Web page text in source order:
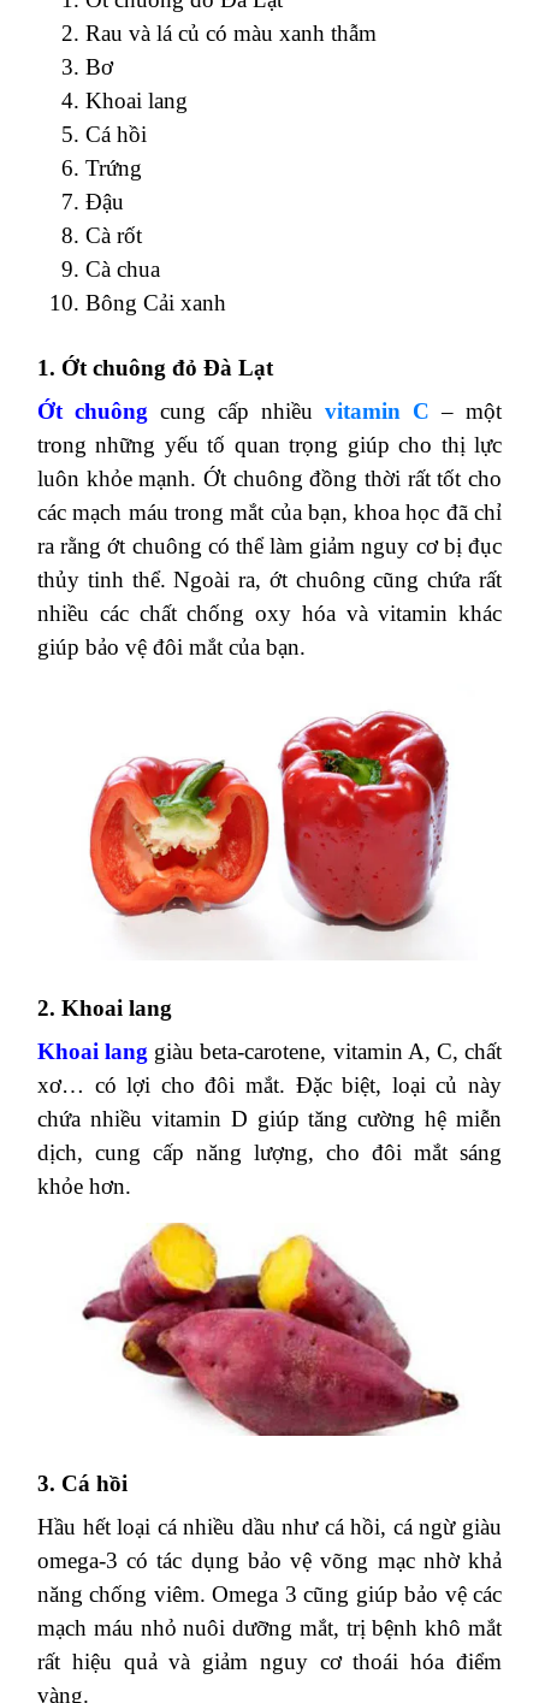
ĂN NGAY 10 “THỰC PHẨM VÀNG” GIÚP
SÁNG MẮT TINH THÔNG
20/12/2018-
Việc bổ sung các loại
trong thực đơn hằng ngày chính là cách tốt nhất
giúp bạn có một đôi mắt sáng khoẻ lâu dài. Có
nhiều thực phẩm từ
tinh sáng hơn những bạn chưa biết chúng là ai.
Hàng ngày các bạn vẫn thường xuyên ăn chúng
những người bị cận hoặc làm việc nhiều với máy
tính dẫn đến mỏi mắt, hoa mắt thì cần bổ sung
ngay thực phẩm giúp sáng mắt này
Dưới đây là
10 loại thực phẩm giúp sáng mắt hiệu quảbạn
nên bổ sung ngay!
Ớt chuông đỏ Đà Lạt
Rau và lá củ có màu xanh thẫm
Bơ
Khoai lang
Cà rốt
Cà chua
Bông Cải xanh
1. Ớt chuông đỏ Đà Lạt
vitamin C
trong những yếu tố quan trọng giúp cho thị lực
các mạch máu trong mắt của bạn, khoa học đã chỉ
ra rằng ớt chuông có thể làm giảm nguy cơ bị đục
thủy tinh thể. Ngoài ra, ớt chuông cũng chứa rất
nhiều các chất chống oxy hóa và vitamin khác
giúp bảo vệ đôi mắt của bạn.
2. Khoai lang
Khoai lang giàu beta-carotene, vitamin A, C, chất
xơ… có lợi cho đôi mắt. Đặc biệt, loại củ này
chứa nhiều vitamin D giúp tăng cường hệ miễn